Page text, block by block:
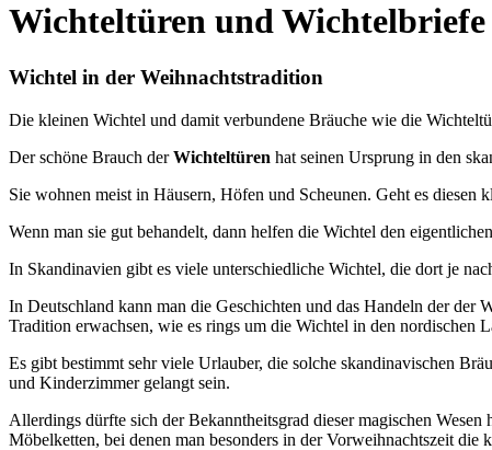
Wichteltüren und Wichtelbriefe
Wichtel in der Weihnachtstradition
Die kleinen Wichtel und damit verbundene Bräuche wie die
Der schöne Brauch derWichteltüren hat seinen Ursprung in den
Sie wohnen meist in Häusern, Höfen und Scheunen. Geht es
Wenn man sie gut behandelt, dann helfen die Wichtel den
In Skandinavien gibt es viele unterschiedliche Wichtel, die dort je
In Deutschland kann man die Geschichten und das Handeln der der
Tradition erwachsen, wie es rings um die Wichtel in den nordischen
Es gibt bestimmt sehr viele Urlauber, die solche skandinavischen
und Kinderzimmer gelangt sein.
Allerdings dürfte sich der Bekanntheitsgrad dieser magischen
Möbelketten, bei denen man besonders in der Vorweihnachtszeit